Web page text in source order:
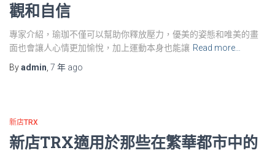
觀和自信
專家介紹，瑜珈不僅可以幫助你釋放壓力，優美的姿態和唯美的畫
面也會讓人心情更加愉悅，加上運動本身也能讓 Read more…
Byadmin 7 年 ago
新店TRX
新店TRX適用於那些在繁華都市中的